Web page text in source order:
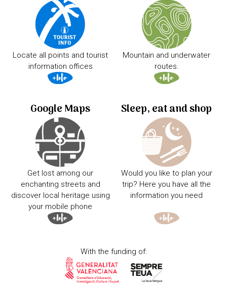
Locate all points and tourist
information offices
Mountain and underwater
routes.
Google Maps
Get lost among our
enchanting streets and
discover local heritage using
your mobile phone
Sleep, eat and shop
Would you like to plan your
trip? Here you have all the
information you need
With the funding of: